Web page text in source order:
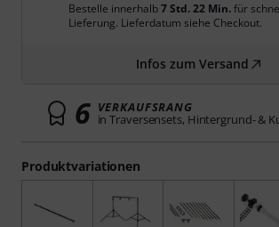
Produktvariationen
Bestelle innerhalb7 Std. 22 Min.für
Lieferung. Lieferdatum siehe Checkout.
Infos zum Versand
6 VERKAUFSRANG
in Traversensets, Hintergrund- &